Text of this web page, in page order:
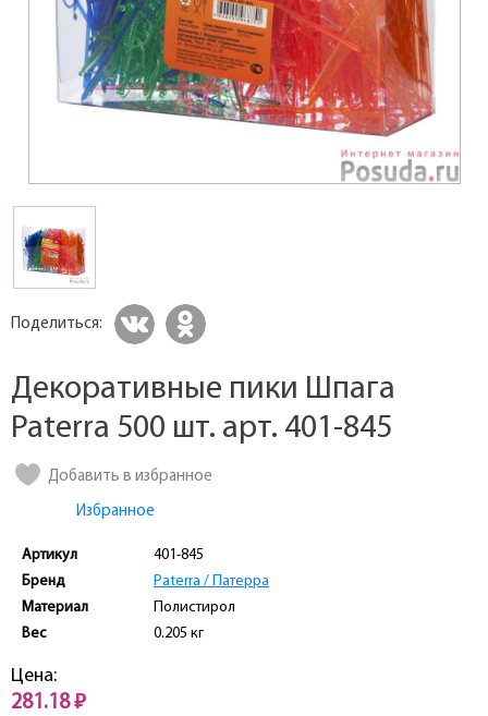
Поделиться:
Декоративные пики Шпага
Paterra 500 шт. арт. 401-845
Добавить в избранное
Избранное
Артикул
401-845
Бренд
Paterra / Патерра
Материал
Полистирол
Вес
0.205 кг
Цена:
281.18 ₽